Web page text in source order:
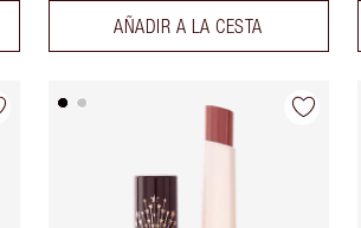
AÑADIR A LA CESTA